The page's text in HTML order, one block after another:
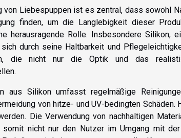
von Liebespuppen ist es zentral, dass sowohl
finden, um die Langlebigkeit dieser
herausragende Rolle. Insbesondere Silikon,
durch seine Haltbarkeit und
die nicht nur die Optik und das
aus Silikon umfasst regelmäßige
von hitze- und UV-bedingten Schäden.
Die Verwendung von nachhaltigen
nicht nur den Nutzer im Umgang mit